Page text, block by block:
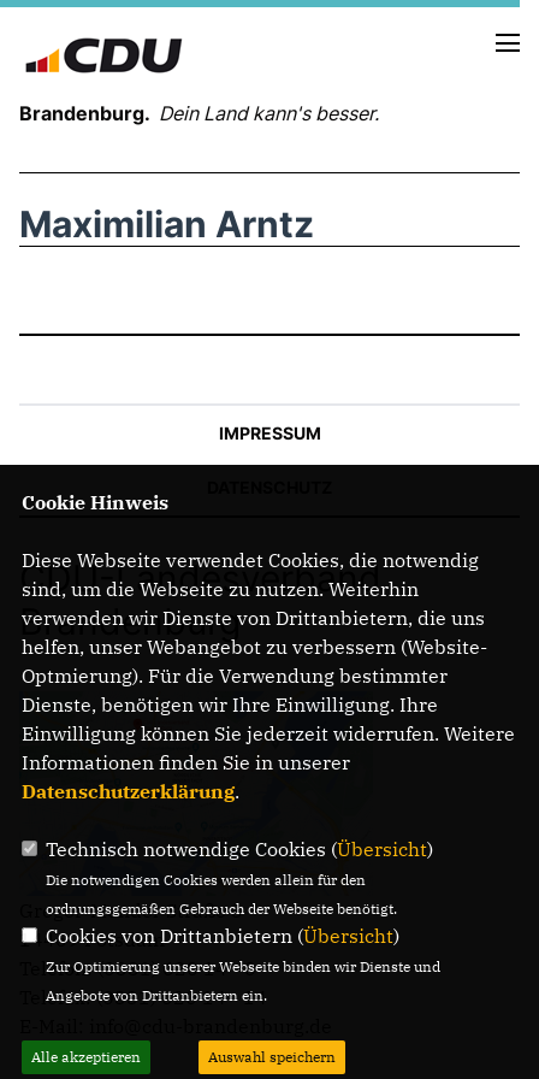
Brandenburg. Dein Land kann's besser.
TERMINE
LANDESGESCHÄFTSSTELLE
IM LANDTAG
IN DER LANDESREGIERUNG
IM BUNDESTAG
IM EUROPÄISCHEN PARLAMENT
NEWSLETTER ABONNIEREN
PROGRAMME
WICHTIGE BESCHLÜSSE DER CDU BRANDENBURG
75 JAHRE CDU BRANDENBURG
PRESSE
Mitglied werden
Maximilian Arntz
IMPRESSUM
CDU-Landesverband
Brandenburg
Gregor-Mendel-Straße 3
14469 Potsdam
Telefon: (0331) 620 14 - 0
Telefax: (0331) 620 14 - 14
Cookie Hinweis
Diese Webseite verwendet Cookies, die notwendig
sind, um die Webseite zu nutzen. Weiterhin
verwenden wir Dienste von Drittanbietern, die uns
helfen, unser Webangebot zu verbessern (Website-
Optmierung). Für die Verwendung bestimmter
Dienste, benötigen wir Ihre Einwilligung. Ihre
Einwilligung können Sie jederzeit widerrufen. Weitere
Informationen finden Sie in unserer
Datenschutzerklärung.
Technisch notwendige Cookies (Übersicht)
Die notwendigen Cookies werden allein für den
ordnungsgemäßen Gebrauch der Webseite benötigt.
Cookies von Drittanbietern (Übersicht)
Zur Optimierung unserer Webseite binden wir Dienste und
Angebote von Drittanbietern ein.
Alle akzeptieren Auswahl speichern